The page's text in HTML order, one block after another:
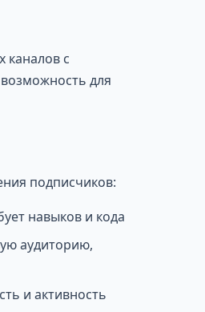
каналов с
для
подписчиков:
навыков и кода
аудиторию,
и активность